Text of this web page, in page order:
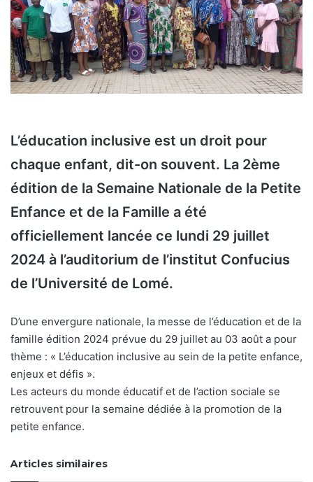
L’éducation inclusive est un droit pour
chaque enfant, dit-on souvent. La 2ème
édition de la Semaine Nationale de la Petite
Enfance et de la Famille a été
officiellement lancée ce lundi 29 juillet
2024 à l’auditorium de l’institut Confucius
de l’Université de Lomé.
D’une envergure nationale, la messe de l’éducation et de la
famille édition 2024 prévue du 29 juillet au 03 août a pour
thème : « L’éducation inclusive au sein de la petite enfance,
enjeux et défis ».
Les acteurs du monde éducatif et de l’action sociale se
retrouvent pour la semaine dédiée à la promotion de la
petite enfance.
Articles similaires